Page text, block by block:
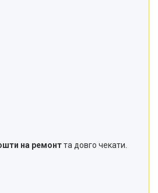
на ремонтта довго чекати.